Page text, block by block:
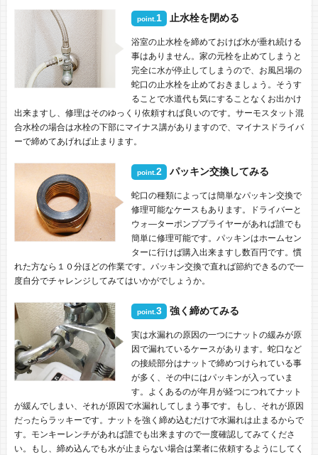
point. 1 止水栓を閉める
浴室の止水栓を締めておけば水が垂れ続ける
事はありません。家の元栓を止めてしまうと
完全に水が停止してしまうので、お風呂場の
蛇口の止水栓を止めておきましょう。そうす
ることで水道代も気にすることなくお出かけ
出来ますし、修理はそのゆっくり依頼すれば良いのです。サーモスタット混
合水栓の場合は水栓の下部にマイナス講がありますので、マイナスドライバ
ーで締めてあげれば止まります。
point.2 パッキン交換してみる
蛇口の種類によっては簡単なパッキン交換で
修理可能なケースもあります。ドライバーと
ウォ―ターポンププライヤーがあれば誰でも
簡単に修理可能です。パッキンはホームセン
ターに行けば購入出来ますし数百円です。慣
れた方なら１０分ほどの作業です。パッキン交換で直れば節約できるので一
度自分でチャレンジしてみてはいかがでしょうか。
point.3 強く締めてみる
実は水漏れの原因の一つにナットの緩みが原
因で漏れているケースがあります。蛇口など
の接続部分はナットで締めつけられている事
が多く、その中にはパッキンが入っていま
す。よくあるのが年月が経つにつれてナット
が緩んでしまい、それが原因で水漏れしてしまう事です。もし、それが原因
だったらラッキーです。ナットを強く締め込むだけで水漏れは止まるからで
す。モンキーレンチがあれば誰でも出来ますので一度確認してみてくださ
い。もし、締め込んでも水が止まらない場合は業者に依頼するようにしてく